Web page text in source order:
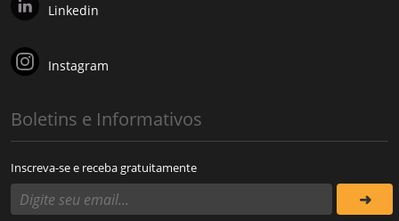
Linkedin
Instagram
Boletins e Informativos
Inscreva-se e receba gratuitamente